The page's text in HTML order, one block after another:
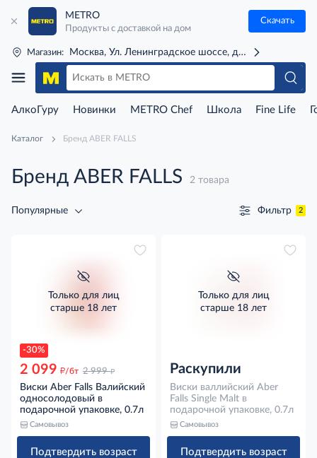
METRO
Продукты с доставкой на дом
Скачать
Магазин: Москва, Ул. Ленинградское шоссе, д. 71Г (м. Речной
АлкоГуру Новинки METRO Chef Школа Fine Life
Каталог Бренд ABER FALLS
Бренд ABER FALLS 2 товара
Популярные Фильтр 2
-30%
Только для лиц
старше 18 лет
2 099 д/бт 2 999 д
Виски Aber Falls Валийский
односолодовый в
подарочной упаковке, 0.7л
Самовывоз
Подтвердить возраст
Только для лиц
старше 18 лет
Раскупили
Виски валлийский Aber
Falls Single Malt в
подарочной упаковке, 0.7л
Самовывоз
Подтвердить возраст